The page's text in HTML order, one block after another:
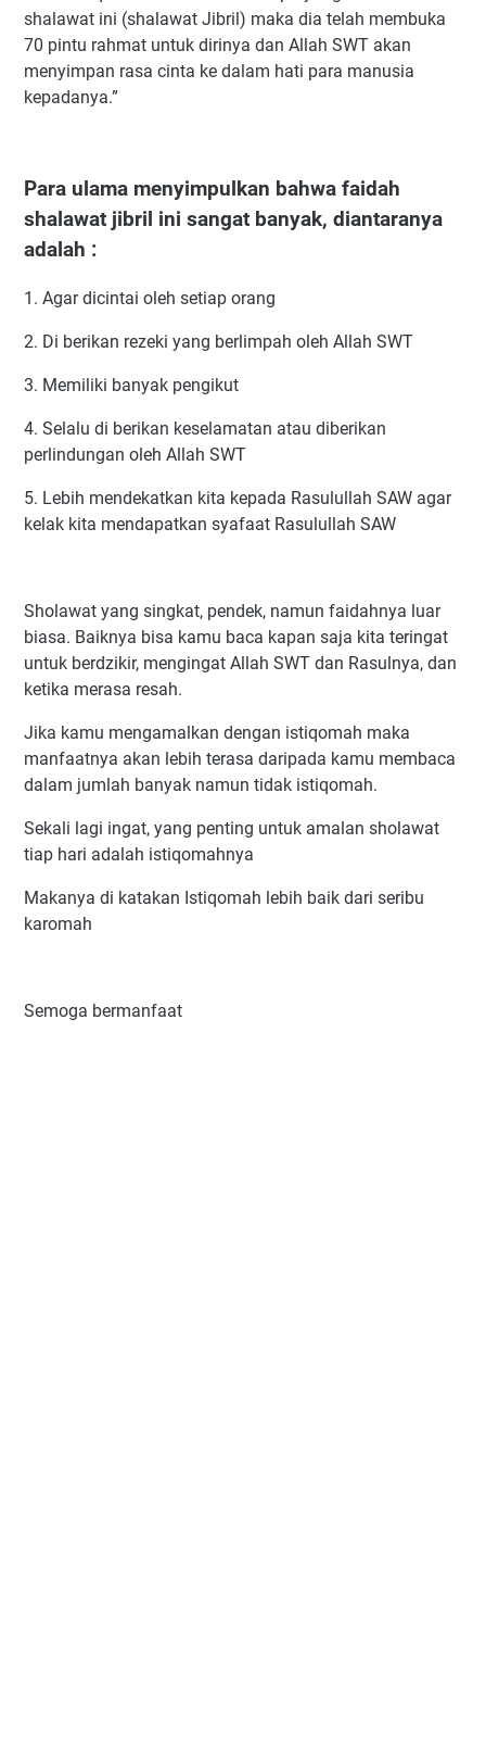
shalawat ini (shalawat Jibril) maka dia telah membuka
70 pintu rahmat untuk dirinya dan Allah SWT akan
menyimpan rasa cinta ke dalam hati para manusia
kepadanya.”
Para ulama menyimpulkan bahwa faidah
shalawat jibril ini sangat banyak, diantaranya
adalah :
1. Agar dicintai oleh setiap orang
2. Di berikan rezeki yang berlimpah oleh Allah SWT
3. Memiliki banyak pengikut
4. Selalu di berikan keselamatan atau diberikan
perlindungan oleh Allah SWT
5. Lebih mendekatkan kita kepada Rasulullah SAW agar
kelak kita mendapatkan syafaat Rasulullah SAW
Sholawat yang singkat, pendek, namun faidahnya luar
biasa. Baiknya bisa kamu baca kapan saja kita teringat
untuk berdzikir, mengingat Allah SWT dan Rasulnya, dan
ketika merasa resah.
Jika kamu mengamalkan dengan istiqomah maka
manfaatnya akan lebih terasa daripada kamu membaca
dalam jumlah banyak namun tidak istiqomah.
Sekali lagi ingat, yang penting untuk amalan sholawat
tiap hari adalah istiqomahnya
Makanya di katakan Istiqomah lebih baik dari seribu
karomah
Semoga bermanfaat